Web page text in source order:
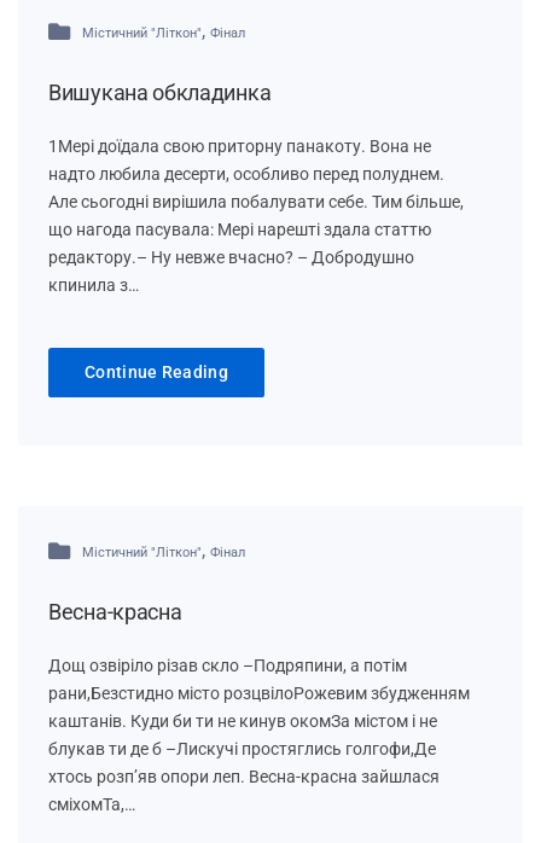
Містичний "Літкон", Фінал
Вишукана обкладинка
1Мері доїдала свою приторну панакоту. Вона не
надто любила десерти, особливо перед полуднем.
Але сьогодні вирішила побалувати себе. Тим більше,
що нагода пасувала: Мері нарешті здала статтю
редактору.– Ну невже вчасно? – Добродушно
кпинила з…
Continue Reading
Містичний "Літкон", Фінал
Весна-красна
Дощ озвіріло різав скло –Подряпини, а потім
рани,Безстидно місто розцвілоРожевим збудженням
каштанів. Куди би ти не кинув окомЗа містом і не
блукав ти де б –Лискучі простяглись голгофи,Де
хтось розп’яв опори леп. Весна-красна зайшлася
сміхомТа,…